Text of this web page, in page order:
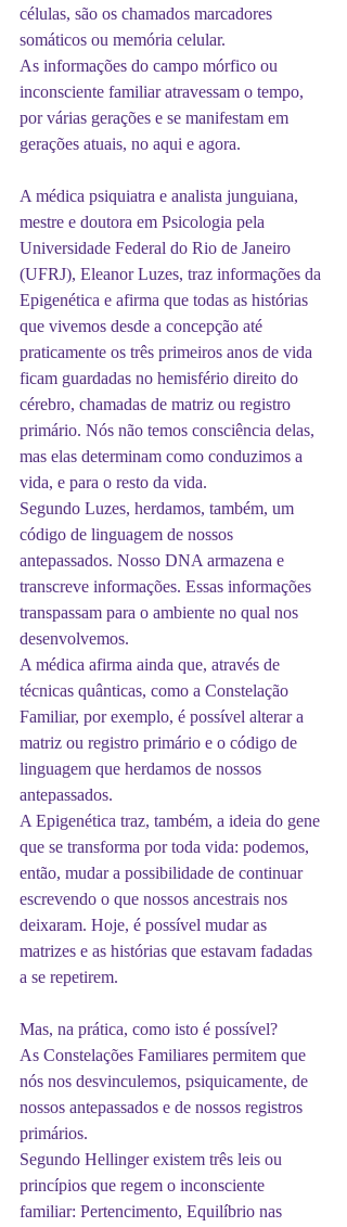
células, são os chamados marcadores
somáticos ou memória celular.
As informações do campo mórfico ou
inconsciente familiar atravessam o tempo,
por várias gerações e se manifestam em
gerações atuais, no aqui e agora.
A médica psiquiatra e analista junguiana,
mestre e doutora em Psicologia pela
Universidade Federal do Rio de Janeiro
(UFRJ), Eleanor Luzes, traz informações da
Epigenética e afirma que todas as histórias
que vivemos desde a concepção até
praticamente os três primeiros anos de vida
ficam guardadas no hemisfério direito do
cérebro, chamadas de matriz ou registro
primário. Nós não temos consciência delas,
mas elas determinam como conduzimos a
vida, e para o resto da vida.
Segundo Luzes, herdamos, também, um
código de linguagem de nossos
antepassados. Nosso DNA armazena e
transcreve informações. Essas informações
transpassam para o ambiente no qual nos
desenvolvemos.
A médica afirma ainda que, através de
técnicas quânticas, como a Constelação
Familiar, por exemplo, é possível alterar a
matriz ou registro primário e o código de
linguagem que herdamos de nossos
antepassados.
A Epigenética traz, também, a ideia do gene
que se transforma por toda vida: podemos,
então, mudar a possibilidade de continuar
escrevendo o que nossos ancestrais nos
deixaram. Hoje, é possível mudar as
matrizes e as histórias que estavam fadadas
a se repetirem.
Mas, na prática, como isto é possível?
As Constelações Familiares permitem que
nós nos desvinculemos, psiquicamente, de
nossos antepassados e de nossos registros
primários.
Segundo Hellinger existem três leis ou
princípios que regem o inconsciente
familiar: Pertencimento, Equilíbrio nas